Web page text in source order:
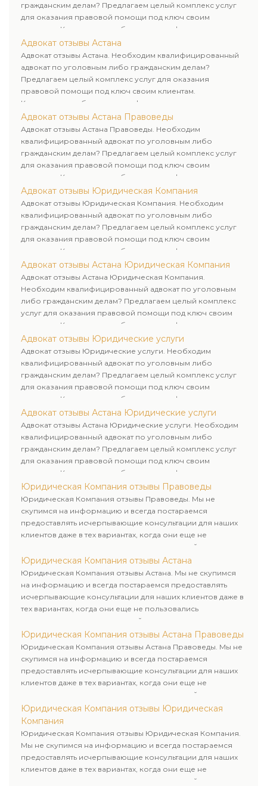
гражданским делам? Предлагаем целый комплекс услуг
для оказания правовой помощи под ключ своим
клиентам. Комплексное обслуживание физических и
юридических лиц. Индивидуальный подход к каждому
клиенту.
Адвокат отзывы Астана
Адвокат отзывы Астана. Необходим квалифицированный
адвокат по уголовным либо гражданским делам?
Предлагаем целый комплекс услуг для оказания
правовой помощи под ключ своим клиентам.
Комплексное обслуживание физических и юридических
лиц. Индивидуальный подход к каждому клиенту.
Адвокат отзывы Астана Правоведы
Адвокат отзывы Астана Правоведы. Необходим
квалифицированный адвокат по уголовным либо
гражданским делам? Предлагаем целый комплекс услуг
для оказания правовой помощи под ключ своим
клиентам. Комплексное обслуживание физических и
юридических лиц. Индивидуальный подход к каждому
клиенту.
Адвокат отзывы Юридическая Компания
Адвокат отзывы Юридическая Компания. Необходим
квалифицированный адвокат по уголовным либо
гражданским делам? Предлагаем целый комплекс услуг
для оказания правовой помощи под ключ своим
клиентам. Комплексное обслуживание физических и
юридических лиц. Индивидуальный подход к каждому
клиенту.
Адвокат отзывы Астана Юридическая Компания
Адвокат отзывы Астана Юридическая Компания.
Необходим квалифицированный адвокат по уголовным
либо гражданским делам? Предлагаем целый комплекс
услуг для оказания правовой помощи под ключ своим
клиентам. Комплексное обслуживание физических и
юридических лиц. Индивидуальный подход к каждому
клиенту.
Адвокат отзывы Юридические услуги
Адвокат отзывы Юридические услуги. Необходим
квалифицированный адвокат по уголовным либо
гражданским делам? Предлагаем целый комплекс услуг
для оказания правовой помощи под ключ своим
клиентам. Комплексное обслуживание физических и
юридических лиц. Индивидуальный подход к каждому
клиенту.
Адвокат отзывы Астана Юридические услуги
Адвокат отзывы Астана Юридические услуги. Необходим
квалифицированный адвокат по уголовным либо
гражданским делам? Предлагаем целый комплекс услуг
для оказания правовой помощи под ключ своим
клиентам. Комплексное обслуживание физических и
юридических лиц. Индивидуальный подход к каждому
клиенту.
Юридическая Компания отзывы Правоведы
Юридическая Компания отзывы Правоведы. Мы не
скупимся на информацию и всегда постараемся
предоставлять исчерпывающие консультации для наших
клиентов даже в тех вариантах, когда они еще не
пользовались юридическими услугами нашей компании.
Юридическая Компания отзывы Астана
Юридическая Компания отзывы Астана. Мы не скупимся
на информацию и всегда постараемся предоставлять
исчерпывающие консультации для наших клиентов даже в
тех вариантах, когда они еще не пользовались
юридическими услугами нашей компании.
Юридическая Компания отзывы Астана Правоведы
Юридическая Компания отзывы Астана Правоведы. Мы не
скупимся на информацию и всегда постараемся
предоставлять исчерпывающие консультации для наших
клиентов даже в тех вариантах, когда они еще не
пользовались юридическими услугами нашей компании.
Юридическая Компания отзывы Юридическая
Компания
Юридическая Компания отзывы Юридическая Компания.
Мы не скупимся на информацию и всегда постараемся
предоставлять исчерпывающие консультации для наших
клиентов даже в тех вариантах, когда они еще не
пользовались юридическими услугами нашей компании.